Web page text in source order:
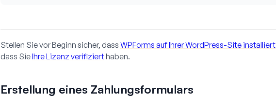
Stellen Sie vor Beginn sicher, dass WPForms auf Ihrer WordPress-Site
dass SieIhre Lizenz verifizierthaben.
Erstellung eines Zahlungsformulars